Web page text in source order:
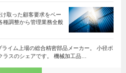
取った顧客要求をベー
種調整から管理業務全般
ライム上場の総合精密部品メーカー。 小径ボ
ラスのシェアです。 機械加工品…